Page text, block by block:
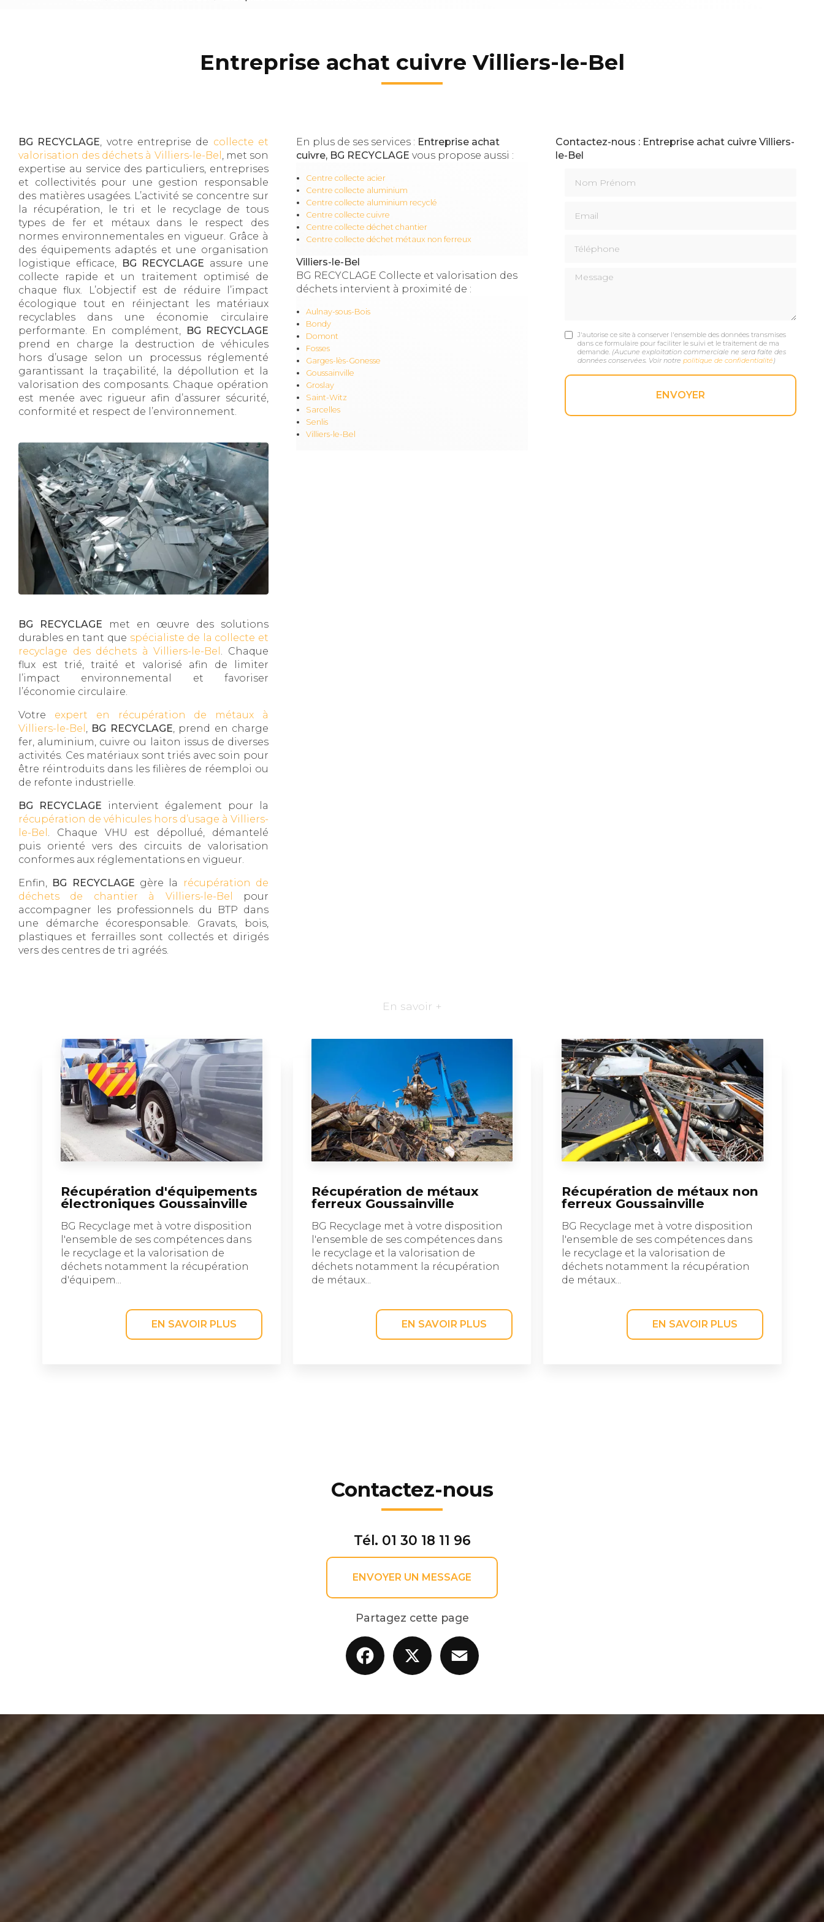
Entreprise achat cuivre Villiers-le-Bel
BG RECYCLAGE, votre entreprise de collecte et
valorisation des déchets à Villiers-le-Bel , met son
expertise au service des particuliers, entreprises
et collectivités pour une gestion responsable
des matières usagées. L’activité se concentre sur
la récupération, le tri et le recyclage de tous
types de fer et métaux dans le respect des
normes environnementales en vigueur. Grâce à
des équipements adaptés et une organisation
logistique efficace,
BG RECYCLAGE assure une
collecte rapide et un traitement optimisé de
chaque flux. L’objectif est de réduire l’impact
écologique tout en réinjectant les matériaux
recyclables dans une économie circulaire
performante. En complément,
BG RECYCLAGE
prend en charge la destruction de véhicules
hors d’usage selon un processus réglementé
garantissant la traçabilité, la dépollution et la
valorisation des composants. Chaque opération
est menée avec rigueur afin d’assurer sécurité,
conformité et respect de l’environnement.
BG RECYCLAGE met en œuvre des solutions
durables en tant que spécialiste de la collecte et
recyclage des déchets à Villiers-le-Bel . Chaque
flux est trié, traité et valorisé afin de limiter
l’impact environnemental et favoriser
l’économie circulaire.
Votre expert en récupération de métaux à
Villiers-le-Bel , BG RECYCLAGE, prend en charge
fer, aluminium, cuivre ou laiton issus de diverses
activités. Ces matériaux sont triés avec soin pour
être réintroduits dans les filières de réemploi ou
de refonte industrielle.
BG RECYCLAGE intervient également pour la
récupération de véhicules hors d’usage à Villiers-
le-Bel . Chaque VHU est dépollué, démantelé
puis orienté vers des circuits de valorisation
conformes aux réglementations en vigueur.
Enfin, BG RECYCLAGE gère la
récupération de
déchets de chantier à Villiers-le-Bel
pour
accompagner les professionnels du BTP dans
une démarche écoresponsable. Gravats, bois,
plastiques et ferrailles sont collectés et dirigés
vers des centres de tri agréés.
En plus de ses services : Entreprise achat
cuivre, BG RECYCLAGE vous propose aussi :
Centre collecte acier
Centre collecte aluminium
Centre collecte aluminium recyclé
Centre collecte cuivre
Centre collecte déchet chantier
Centre collecte déchet métaux non ferreux
Villiers-le-Bel
BG RECYCLAGE Collecte et valorisation des
déchets intervient à proximité de :
Aulnay-sous-Bois
Bondy
Domont
Fosses
Garges-lès-Gonesse
Goussainville
Groslay
Saint-Witz
Sarcelles
Senlis
Villiers-le-Bel
Contactez-nous : Entreprise achat cuivre Villiers-
le-Bel
Message
J'autorise ce site à conserver l'ensemble des données transmises
dans ce formulaire pour faciliter le suivi et le traitement de ma
demande. (Aucune exploitation commerciale ne sera faite des
données conservées. Voir notre politique de confidentialité )
En savoir +
Récupération d'équipements
électroniques Goussainville
BG Recyclage met à votre disposition
l'ensemble de ses compétences dans
le recyclage et la valorisation de
déchets notamment la récupération
d'équipem...
EN SAVOIR PLUS
Récupération de métaux
ferreux Goussainville
BG Recyclage met à votre disposition
l'ensemble de ses compétences dans
le recyclage et la valorisation de
déchets notamment la récupération
de métaux...
EN SAVOIR PLUS
Récupération de métaux non
ferreux Goussainville
BG Recyclage met à votre disposition
l'ensemble de ses compétences dans
le recyclage et la valorisation de
déchets notamment la récupération
de métaux...
EN SAVOIR PLUS
Contactez-nous
Tél. 01 30 18 11 96
ENVOYER UN MESSAGE
Partagez cette page
Facebook